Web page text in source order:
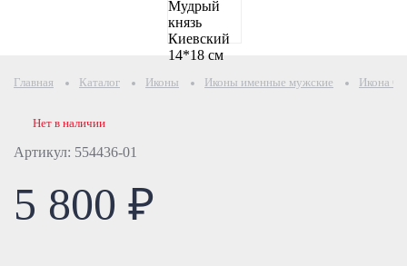
Главная Каталог Иконы Иконы именные мужские Икона
Артикул: 554436-01
Нет в наличии
5 800 ₽